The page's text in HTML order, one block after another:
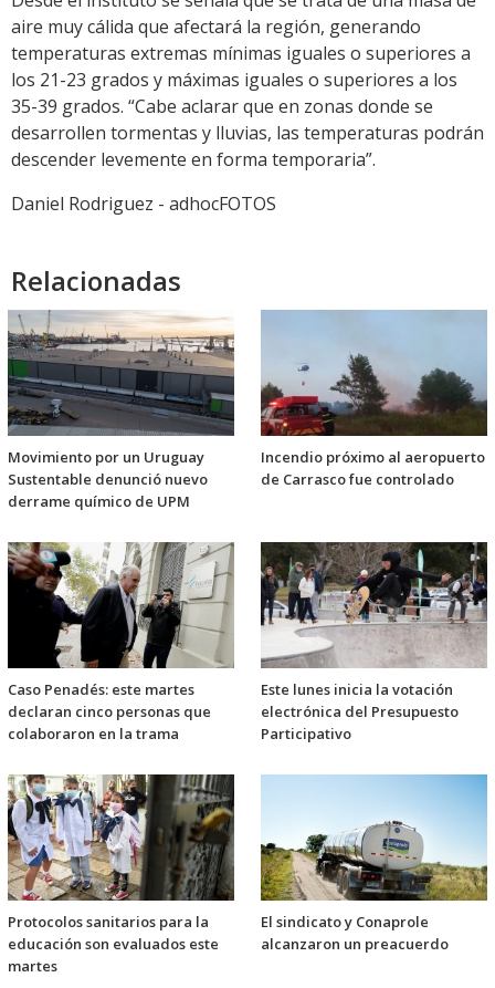
aire muy cálida que afectará la región, generando
temperaturas extremas mínimas iguales o superiores a
los 21-23 grados y máximas iguales o superiores a los
35-39 grados. “Cabe aclarar que en zonas donde se
desarrollen tormentas y lluvias, las temperaturas podrán
descender levemente en forma temporaria”.
Daniel Rodriguez - adhocFOTOS
Relacionadas
Movimiento por un Uruguay
Sustentable denunció nuevo
derrame químico de UPM
Incendio próximo al aeropuerto
de Carrasco fue controlado
Caso Penadés: este martes
declaran cinco personas que
colaboraron en la trama
Este lunes inicia la votación
electrónica del Presupuesto
Participativo
Protocolos sanitarios para la
educación son evaluados este
martes
El sindicato y Conaprole
alcanzaron un preacuerdo